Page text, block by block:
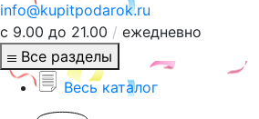
info@kupitpodarok.ru
с 9.00 до 21.00 / ежедневно
Все разделы
Весь каталог